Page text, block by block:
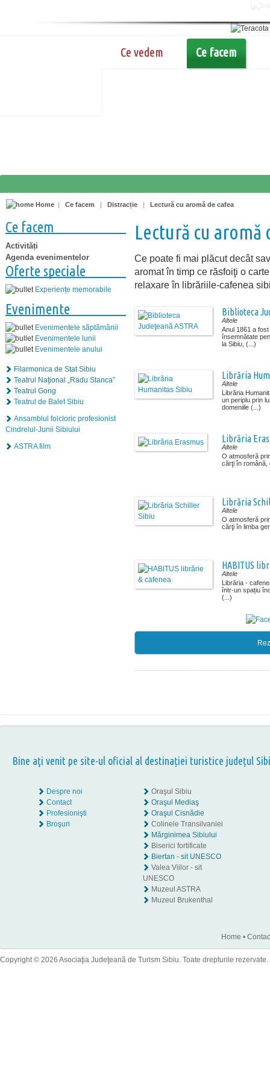
Ce vedem Ce facem
Home | Ce facem | Distracție | Lectură cu aromă de cafea
Ce facem
Activități
Agenda evenimentelor
Oferte speciale
Experiențe memorabile
Evenimente
Evenimentele săptămânii
Evenimentele lunii
Evenimentele anului
Filarmonica de Stat Sibiu
Teatrul Naţional „Radu Stanca”
Teatrul Gong
Teatrul de Balet Sibiu
Ansamblul folcloric profesionist
Cindrelul-Junii Sibiului
ASTRA film
Lectură cu aromă
Ce poate fi mai plăcut decât
aromat în timp ce răsfoiţi o
relaxare în librăriile-cafenea
Biblioteca
Altele
Anul 1861 a
însemnătate
la Sibiu, (...)
Librăria
Altele
Librăria
un periplu prin
domeniile (...)
Librăria
Altele
O atmosferă
cărţi în română,
Librăria
Altele
O atmosferă
cărţi în limba
HABITUS
Altele
Librăria -
într-un spațiu
(...)
Bine aţi venit pe site-ul oficial al destinației turistice județul
Despre noi
Contact
Profesionişti
Broşuri
Oraşul Sibiu
Oraşul Mediaş
Oraşul Cisnădie
Colinele Transilvaniei
Mărginimea Sibiului
Biserici fortificate
Biertan - sit UNESCO
Valea Viilor - sit
UNESCO
Muzeul ASTRA
Muzeul Brukenthal
Home •
Copyright © 2026 Asociaţia Judeţeană de Turism Sibiu. Toate drepturile rezervate.